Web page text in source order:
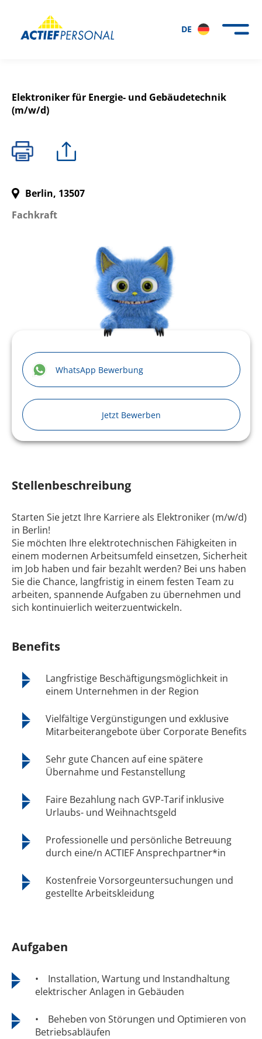
DE
Elektroniker für Energie- und Gebäudetechnik
(m/w/d)
Berlin, 13507
Fachkraft
WhatsApp Bewerbung
Jetzt Bewerben
Stellenbeschreibung
Starten Sie jetzt Ihre Karriere als Elektroniker (m/w/d)
in Berlin!
Sie möchten Ihre elektrotechnischen Fähigkeiten in
einem modernen Arbeitsumfeld einsetzen, Sicherheit
im Job haben und fair bezahlt werden? Bei uns haben
Sie die Chance, langfristig in einem festen Team zu
arbeiten, spannende Aufgaben zu übernehmen und
sich kontinuierlich weiterzuentwickeln.
Benefits
Langfristige Beschäftigungsmöglichkeit in
einem Unternehmen in der Region
Vielfältige Vergünstigungen und exklusive
Mitarbeiterangebote über Corporate Benefits
Sehr gute Chancen auf eine spätere
Übernahme und Festanstellung
Faire Bezahlung nach GVP-Tarif inklusive
Urlaubs- und Weihnachtsgeld
Professionelle und persönliche Betreuung
durch eine/n ACTIEF Ansprechpartner*in
Kostenfreie Vorsorgeuntersuchungen und
gestellte Arbeitskleidung
Aufgaben
• Installation, Wartung und Instandhaltung
elektrischer Anlagen in Gebäuden
• Beheben von Störungen und Optimieren von
Betriebsabläufen